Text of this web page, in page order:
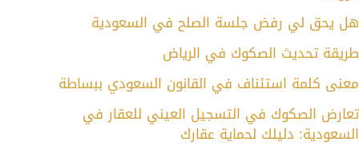
هل يحق لي رفض جلسة الصلح في السعودية
طريقة تحديث الصكوك في الرياض
معنى كلمة استئناف في القانون السعودي ببساطة
تعارض الصكوك في التسجيل العيني للعقار في
السعودية: دليلك لحماية عقارك